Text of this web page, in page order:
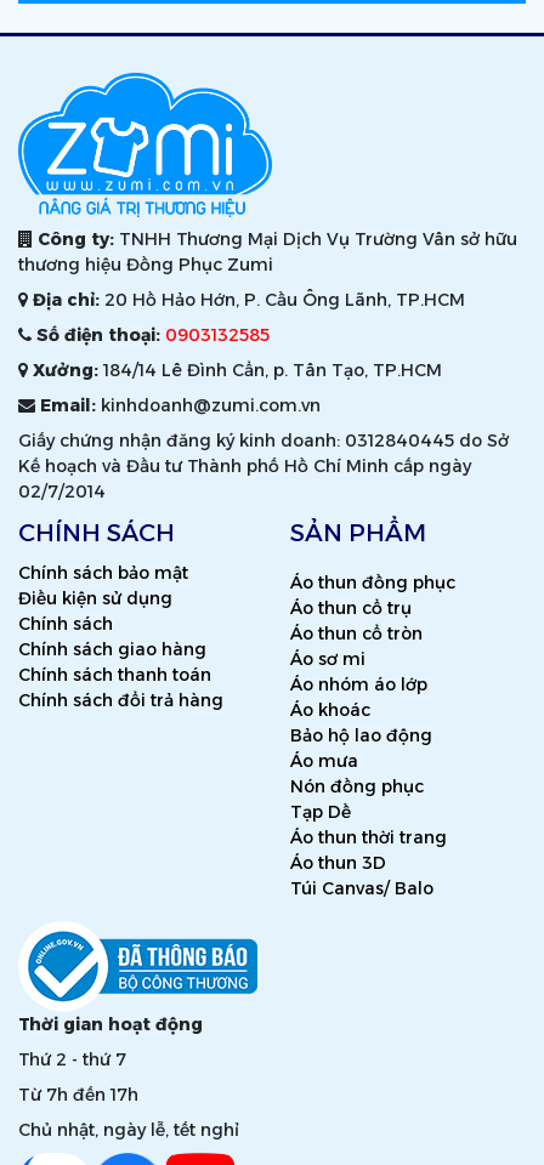
Công ty: TNHH Thương Mại Dịch Vụ Trường Vân sở hữu
thương hiệu Đồng Phục Zumi
Địa chỉ: 20 Hồ Hảo Hớn, P. Cầu Ông Lãnh, TP.HCM
Số điện thoại: 0903132585
Xưởng:184/14 Lê Đình Cẩn, p. Tân Tạo, TP.HCM
Email: kinhdoanh@zumi.com.vn
Giấy chứng nhận đăng ký kinh doanh: 0312840445 do Sở
Kế hoạch và Đầu tư Thành phố Hồ Chí Minh cấp ngày
02/7/2014
CHÍNH SÁCH
Chính sách bảo mật
Điều kiện sử dụng
Chính sách
Chính sách giao hàng
Chính sách thanh toán
Chính sách đổi trả hàng
SẢN PHẨM
Áo thun đồng phục
Áo thun cổ trụ
Áo thun cổ tròn
Áo sơ mi
Áo nhóm áo lớp
Áo khoác
Bảo hộ lao động
Áo mưa
Nón đồng phục
Tạp Dề
Áo thun thời trang
Áo thun 3D
Túi Canvas/ Balo
Thời gian hoạt động
Thứ 2 - thứ 7
Từ 7h đến 17h
Chủ nhật, ngày lễ, tết nghỉ